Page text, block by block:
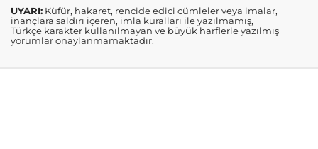
UYARI: Küfür, hakaret, rencide edici cümleler veya imalar,
inançlara saldırı içeren, imla kuralları ile yazılmamış,
Türkçe karakter kullanılmayan ve büyük harflerle yazılmış
yorumlar onaylanmamaktadır.